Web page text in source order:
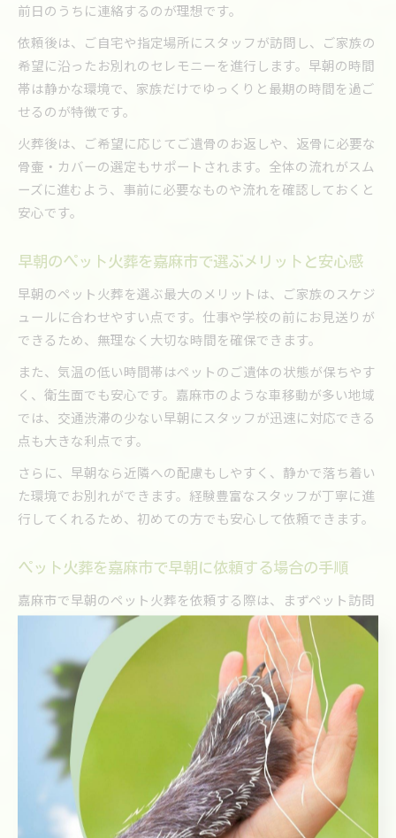
前日のうちに連絡するのが理想です。
依頼後は、ご自宅や指定場所にスタッフが訪問し、ご家族の
希望に沿ったお別れのセレモニーを進行します。早朝の時間
帯は静かな環境で、家族だけでゆっくりと最期の時間を過ご
せるのが特徴です。
火葬後は、ご希望に応じてご遺骨のお返しや、返骨に必要な
骨壷・カバーの選定もサポートされます。全体の流れがスム
ーズに進むよう、事前に必要なものや流れを確認しておくと
安心です。
早朝のペット火葬を嘉麻市で選ぶメリットと安心感
早朝のペット火葬を選ぶ最大のメリットは、ご家族のスケジ
ュールに合わせやすい点です。仕事や学校の前にお見送りが
できるため、無理なく大切な時間を確保できます。
また、気温の低い時間帯はペットのご遺体の状態が保ちやす
く、衛生面でも安心です。嘉麻市のような車移動が多い地域
では、交通渋滞の少ない早朝にスタッフが迅速に対応できる
点も大きな利点です。
さらに、早朝なら近隣への配慮もしやすく、静かで落ち着い
た環境でお別れができます。経験豊富なスタッフが丁寧に進
行してくれるため、初めての方でも安心して依頼できます。
ペット火葬を嘉麻市で早朝に依頼する場合の手順
嘉麻市で早朝のペット火葬を依頼する際は、まずペット訪問
火葬サービスの受付窓口に連絡します。その際、ペットの種
類・大きさ・ご希望の日時を伝えましょう。
次に、火葬の場所（自宅前や指定場所）と、セレモニーの有
無、返骨方法などの詳細を打ち合わせします。サービスによ
っては、必要な書類や火葬料金の事前案内も行われます。
当日はスタッフが指定場所に訪問し、ご家族のご希望を確認
しながら丁寧に火葬を進めます。事前相談や見積もりも無料
で対応している事業者が多く、安心して準備ができます。